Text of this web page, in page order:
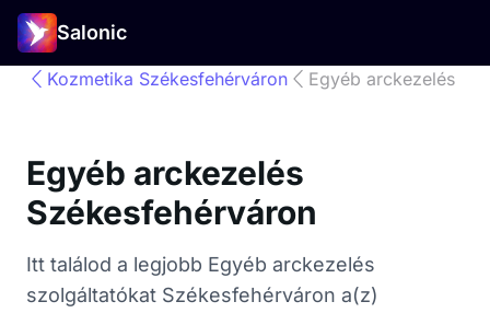
Salonic
Kozmetika Székesfehérváron Egyéb arckezelés
Egyéb arckezelés
Székesfehérváron
Itt találod a legjobb Egyéb arckezelés
szolgáltatókat Székesfehérváron a(z)